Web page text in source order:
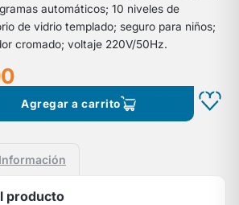
automáticos; 10 niveles de
de vidrio templado; seguro para niños;
cromado; voltaje 220V/50Hz.
Agregar a carrito
Información
producto